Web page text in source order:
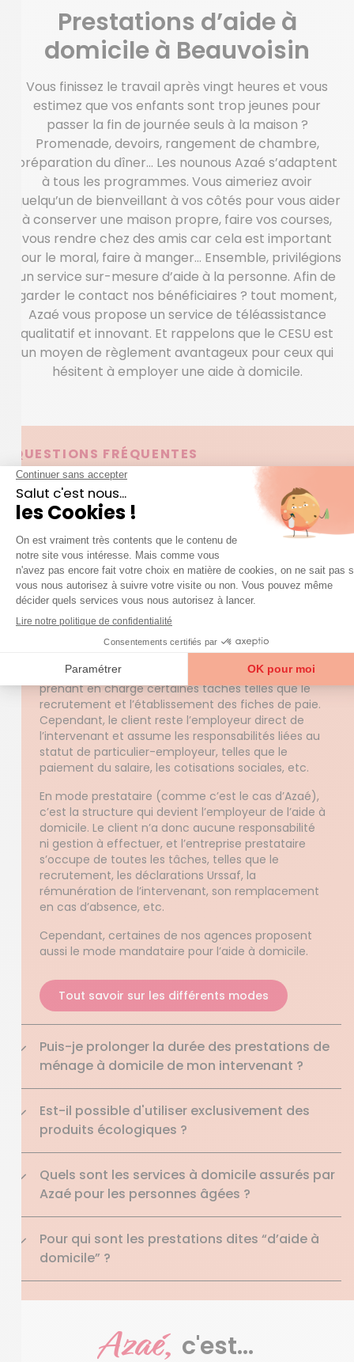
Prestations d’aide à
domicile à Beauvoisin
Vous finissez le travail après vingt heures et vous
estimez que vos enfants sont trop jeunes pour
passer la fin de journée seuls à la maison ?
Promenade, devoirs, rangement de chambre,
préparation du dîner… Les nounous Azaé s’adaptent
à tous les programmes. Vous aimeriez avoir
quelqu’un de bienveillant à vos côtés pour vous aider
à conserver une maison propre, faire vos courses,
vous rendre chez des amis car cela est important
pour le moral, faire à manger… Ensemble, privilégions
un service sur-mesure d’aide à la personne. Afin de
garder le contact nos bénéficiaires ? tout moment,
Azaé vous propose un service de téléassistance
qualitatif et innovant. Et rappelons que le CESU est
un moyen de règlement avantageux pour ceux qui
hésitent à employer une aide à domicile.
QUESTIONS FRÉQUENTES
Unequestion sur nos services ?
Accéder à la FAQ Trouver mon agence
Mode prestataire VS Mode mandataire :
quelles sont les différences ?
Il existe deux modes de fonctionnement pour les
entreprises dans le service à la personne : le
mandataire et le prestataire.
En mode mandataire, la structure agit en tant
qu’intermédiaire entre le client et l’intervenant, en
prenant en charge certaines tâches telles que le
recrutement et l’établissement des fiches de paie.
Cependant, le client reste l’employeur direct de
l’intervenant et assume les responsabilités liées au
statut de particulier-employeur, telles que le
paiement du salaire, les cotisations sociales, etc.
En mode prestataire (comme c’est le cas d’Azaé),
c’est la structure qui devient l’employeur de l’aide à
domicile. Le client n’a donc aucune responsabilité
ni gestion à effectuer, et l’entreprise prestataire
s’occupe de toutes les tâches, telles que le
recrutement, les déclarations Urssaf, la
rémunération de l’intervenant, son remplacement
en cas d’absence, etc.
Cependant, certaines de nos agences proposent
aussi le mode mandataire pour l’aide à domicile.
Tout savoir sur les différents modes
Puis-je prolonger la durée des prestations de
ménage à domicile de mon intervenant ?
Est-il possible d'utiliser exclusivement des
produits écologiques ?
Quels sont les services à domicile assurés par
Azaé pour les personnes âgées ?
Pour qui sont les prestations dites “d’aide à
domicile” ?
Azaé, c'est...